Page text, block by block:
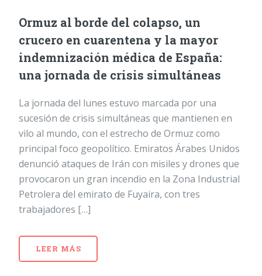
Ormuz al borde del colapso, un
crucero en cuarentena y la mayor
indemnización médica de España:
una jornada de crisis simultáneas
La jornada del lunes estuvo marcada por una
sucesión de crisis simultáneas que mantienen en
vilo al mundo, con el estrecho de Ormuz como
principal foco geopolítico. Emiratos Árabes Unidos
denunció ataques de Irán con misiles y drones que
provocaron un gran incendio en la Zona Industrial
Petrolera del emirato de Fuyaira, con tres
trabajadores […]
LEER MÁS